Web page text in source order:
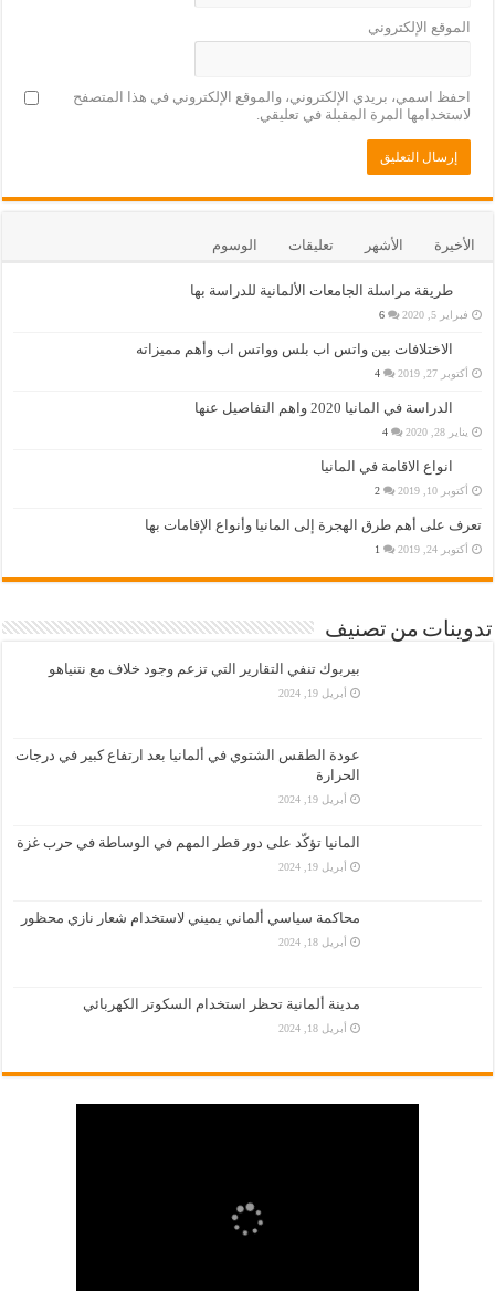
الموقع الإلكتروني
احفظ اسمي، بريدي الإلكتروني، والموقع الإلكتروني في هذا المتصفح
لاستخدامها المرة المقبلة في تعليقي.
الأخيرة الأشهر تعليقات الوسوم
طريقة مراسلة الجامعات الألمانية للدراسة بها
فبراير 5, 2020 6
الاختلافات بين واتس اب بلس وواتس اب وأهم مميزاته
أكتوبر 27, 2019 4
الدراسة في المانيا 2020 واهم التفاصيل عنها
يناير 28, 2020 4
انواع الاقامة في المانيا
أكتوبر 10, 2019 2
تعرف على أهم طرق الهجرة إلى المانيا وأنواع الإقامات بها
أكتوبر 24, 2019 1
تدوينات من تصنيف
بيربوك تنفي التقارير التي تزعم وجود خلاف مع نتنياهو
أبريل 19, 2024
عودة الطقس الشتوي في ألمانيا بعد ارتفاع كبير في درجات
الحرارة
أبريل 19, 2024
المانيا تؤكّد على دور قطر المهم في الوساطة في حرب غزة
أبريل 19, 2024
محاكمة سياسي ألماني يميني لاستخدام شعار نازي محظور
أبريل 18, 2024
مدينة ألمانية تحظر استخدام السكوتر الكهربائي
أبريل 18, 2024